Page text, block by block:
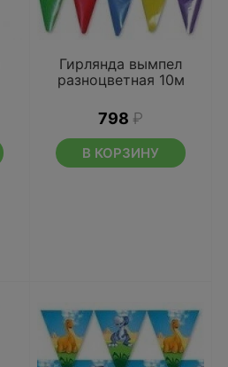
Гирлянда вымпел
разноцветная 10м
798 ₽
В КОРЗИНУ